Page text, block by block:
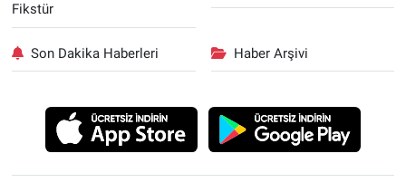
Fikstür
Son Dakika Haberleri Haber Arşivi